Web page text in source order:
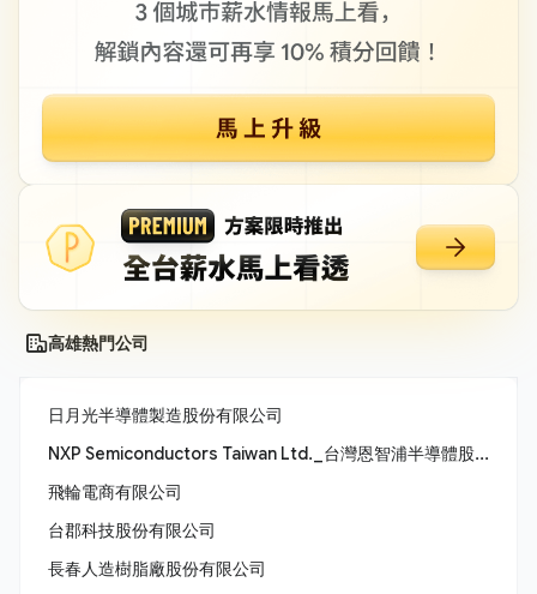
高雄熱門公司
日月光半導體製造股份有限公司
NXP Semiconductors Taiwan Ltd._台灣恩智浦半導體股份有限公司
飛輪電商有限公司
台郡科技股份有限公司
長春人造樹脂廠股份有限公司